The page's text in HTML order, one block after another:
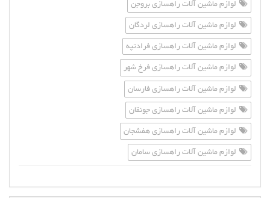
لوازم ماشین آلات راهسازی بروجن
لوازم ماشین آلات راهسازی لردگان
لوازم ماشین آلات راهسازی فرادتپه
لوازم ماشین آلات راهسازی فرخ شهر
لوازم ماشین آلات راهسازی فارسان
لوازم ماشین آلات راهسازی جونقان
لوازم ماشین آلات راهسازی هفشجان
لوازم ماشین آلات راهسازی سامان